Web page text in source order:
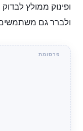
ופינוק ממולץ
ולברר גם